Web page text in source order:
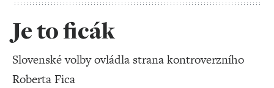
Je to ficák
Slovenské volby ovládla strana kontroverzního
Roberta Fica